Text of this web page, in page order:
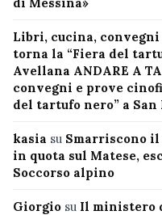
Libri, cucina,
torna la “Fiera del
Avellana ANDARE A
convegni e prove
del tartufo nero” a
kasia su Smarriscono
in quota sul Matese,
Soccorso alpino
Giorgio su Il ministero